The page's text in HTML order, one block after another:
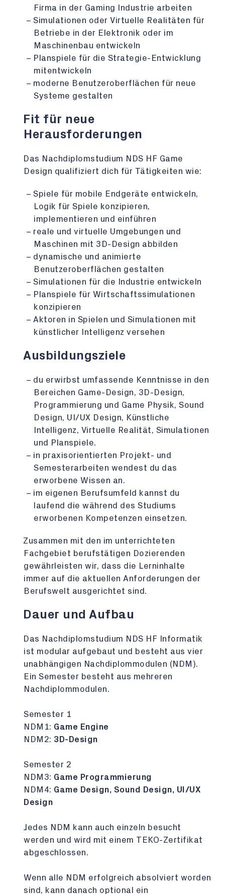
Firma in der Gaming Industrie arbeiten
Simulationen oder Virtuelle Realitäten für
Betriebe in der Elektronik oder im
Maschinenbau entwickeln
Planspiele für die Strategie-Entwicklung
mitentwickeln
moderne Benutzeroberflächen für neue
Systeme gestalten
Fit für neue
Herausforderungen
Das Nachdiplomstudium NDS HF Game
Design qualifiziert dich für Tätigkeiten wie:
Spiele für mobile Endgeräte entwickeln,
Logik für Spiele konzipieren,
implementieren und einführen
reale und virtuelle Umgebungen und
Maschinen mit 3D-Design abbilden
dynamische und animierte
Benutzeroberflächen gestalten
Simulationen für die Industrie entwickeln
Planspiele für Wirtschaftssimulationen
konzipieren
Aktoren in Spielen und Simulationen mit
künstlicher Intelligenz versehen
Ausbildungsziele
du erwirbst umfassende Kenntnisse in den
Bereichen Game-Design, 3D-Design,
Programmierung und Game Physik, Sound
Design, UI/UX Design, Künstliche
Intelligenz, Virtuelle Realität, Simulationen
und Planspiele.
in praxisorientierten Projekt- und
Semesterarbeiten wendest du das
erworbene Wissen an.
im eigenen Berufsumfeld kannst du
laufend die während des Studiums
erworbenen Kompetenzen einsetzen.
Zusammen mit den im unterrichteten
Fachgebiet berufstätigen Dozierenden
gewährleisten wir, dass die Lerninhalte
immer auf die aktuellen Anforderungen der
Berufswelt ausgerichtet sind.
Dauer und Aufbau
Das Nachdiplomstudium NDS HF Informatik
ist modular aufgebaut und besteht aus vier
unabhängigen Nachdiplommodulen (NDM).
Ein Semester besteht aus mehreren
Nachdiplommodulen.
Semester 1
NDM1: Game Engine
NDM2: 3D-Design
Semester 2
NDM3: Game Programmierung
NDM4: Game Design, Sound Design, UI/UX
Design
Jedes NDM kann auch einzeln besucht
werden und wird mit einem TEKO-Zertifikat
abgeschlossen.
Wenn alle NDM erfolgreich absolviert worden
sind, kann danach optional ein